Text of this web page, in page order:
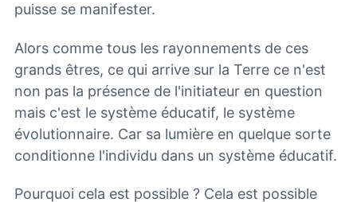
puisse se manifester.
Alors comme tous les rayonnements de ces
grands êtres, ce qui arrive sur la Terre ce n'est
non pas la présence de l'initiateur en question
mais c'est le système éducatif, le système
évolutionnaire. Car sa lumière en quelque sorte
conditionne l'individu dans un système éducatif.
Pourquoi cela est possible ? Cela est possible